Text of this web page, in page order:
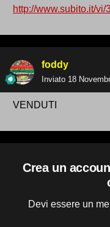
http://www.subito.it/vi/
foddy
Inviato 18
VENDUTI
Crea un
Devi essere un